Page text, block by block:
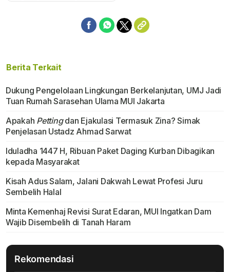
Berita Terkait
Dukung Pengelolaan Lingkungan Berkelanjutan, UMJ Jadi
Tuan Rumah Sarasehan Ulama MUI Jakarta
Apakah Pettingdan Ejakulasi Termasuk Zina? Simak
Penjelasan Ustadz Ahmad Sarwat
Iduladha 1447 H, Ribuan Paket Daging Kurban Dibagikan
kepada Masyarakat
Kisah Adus Salam, Jalani Dakwah Lewat Profesi Juru
Sembelih Halal
Minta Kemenhaj Revisi Surat Edaran, MUI Ingatkan Dam
Wajib Disembelih di Tanah Haram
Rekomendasi